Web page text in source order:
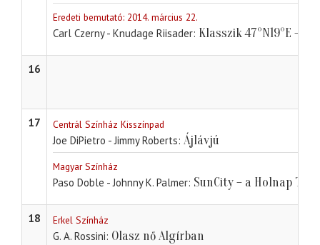
Eredeti bemutató: 2014. március 22.
Carl Czerny - Knudage Riisader Klasszik 47°N19°E –
16
17 Centrál Színház Kisszínpad
Joe DiPietro - Jimmy Roberts Ájlávjú
Magyar Színház
Paso Doble - Johnny K. Palmer SunCity – a Holnap Tali!
18 Erkel Színház
G. A. Rossini Olasz nő Algírban